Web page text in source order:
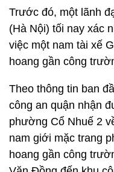
Trước đó, một lãnh
(Hà Nội) tối nay xác
việc một nam tài xế
hoang gần công
Theo thông tin ban
công an quận nhận
phường Cổ Nhuế 2
nam giới mặc trang
hoang gần công